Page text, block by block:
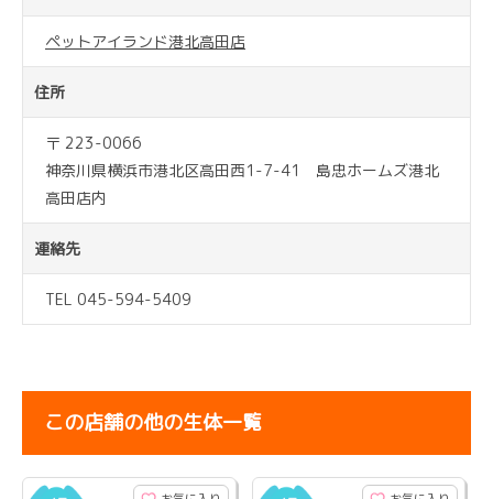
ペットアイランド港北高田店
住所
〒 223-0066
神奈川県横浜市港北区高田西1-7-41 島忠ホームズ港北
高田店内
連絡先
TEL 045-594-5409
この店舗の他の生体一覧